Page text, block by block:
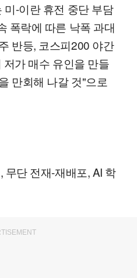
-이란 휴전 중단 부담
폭락에 따른 낙폭 과대
반등, 코스피200 야간
가 매수 유인을 만들
만회해 나갈 것"으로
무단 전재-재배포, AI 학